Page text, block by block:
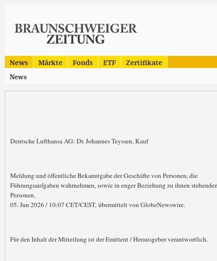
News Märkte Fonds ETF Zertifikate
News
Deutsche Lufthansa AG: Dr. Johannes Teyssen, Kauf
Meldung und öffentliche Bekanntgabe der Geschäfte von Personen, die
Führungsaufgaben wahrnehmen, sowie in enger Beziehung zu ihnen
Personen,
05. Jun 2026 / 10:07 CET/CEST, übermittelt von GlobeNewswire.
Für den Inhalt der Mitteilung ist der Emittent / Herausgeber verantwortlich.